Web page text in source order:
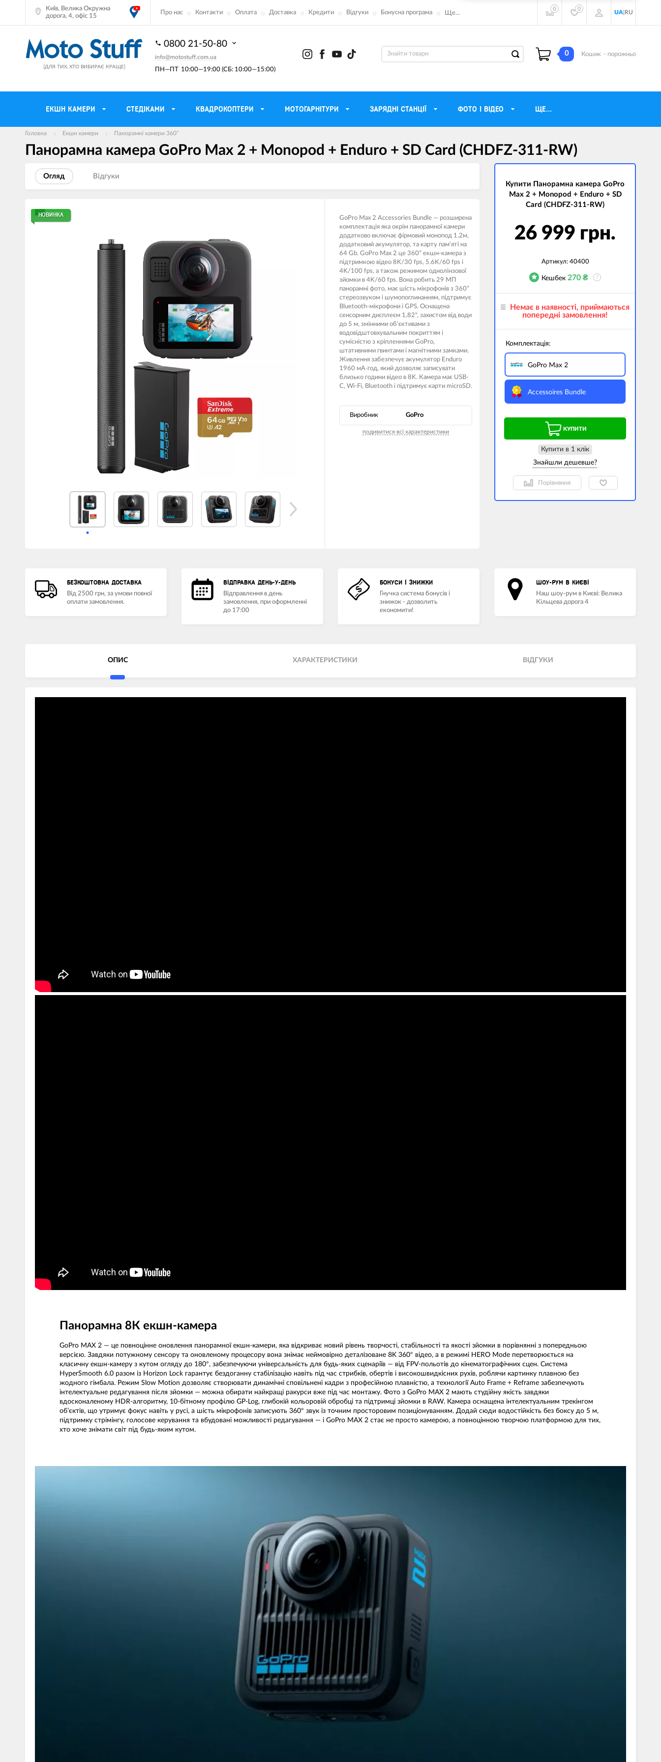
Київ, Велика Окружна
дорога, 4, офіс 15
Про нас Контакти Оплата Доставка Кредити Відгуки Бонусна програма Ще...
0 0
UA| RU
[ДЛЯ ТИХ, ХТО ВИБИРАЄ КРАЩЕ] ПН—ПТ 10:00—19:00 (СБ: 10:00—15:00)
0800 21-50-80
info@motostuff.com.ua 0 Кошик - порожньо
ЕКШН КАМЕРИ CТЕДІКАМИ КВАДРОКОПТЕРИ МОТОГАРНІТУРИ ЗАРЯДНІ СТАНЦІЇ ФОТО І ВІДЕО ЩЕ...
Мотошоломи
Мотокуртки
Мотоботи
Мотодощовики та бахіли
Термобілизна, балаклави,
Мотоекіпування ендуро
Функціональний одяг
Тримачі смартфону
Протиугінні системи мото
Мотодзеркала
Моторучки (гріпси)
Грузики керма
Мото сумки Wolfman для
ендуро
Тубус для інструментів
Захист рук
Моторні масла для мотоцикла
Пропитки повітряного фільтра
Охолоджуюча рідина
Тактичні навушники
Веб-камеры
Носимі гаджети
Рюкзаки та сумки
Електротранспорт
Розумний дім
Побутова техніка
PowerBank (Зовнішні
акумулятори)
Туристичні GPS-навігатори
Радіокеровані моделі
Газові обігрівачі
Інверторні генератори
Трехфазные генераторы
Джерела безперебійного живлення
Авто GPS навігатори
Відеореєстратори
LED лампи головного світла
Диктофони та рекордери
Навушники
Головна Екшн камери Панорамні камери 360°
Панорамна камера GoPro Max 2 + Monopod + Enduro + SD Card (CHDFZ-311-RW)
Огляд Вiдгуки
товарів
НОВИНКА
GoPro Max 2 Accessories Bundle — розширена
комплектація яка окрім панорамної камери
додатково включає фірмовий монопод 1.2м,
додатковий акумулятор, та карту пам'яті на
64 Gb. GoPro Max 2 це 360° екшн-камера з
підтримкою відео 8K/30 fps, 5.6K/60 fps і
4K/100 fps, а також режимом однолінзової
зйомки в 4K/60 fps. Вона робить 29 МП
панорамні фото, має шість мікрофонів з 360°
стереозвуком і шумопоглинанням, підтримує
Bluetooth-мікрофони і GPS. Оснащена
сенсорним дисплеєм 1,82", захистом від води
до 5 м, змінними об'єктивами з
водовідштовхувальним покриттям і
сумісністю з кріпленнями GoPro,
штативними гвинтами і магнітними замками.
Живлення забезпечує акумулятор Enduro
1960 мА·год, який дозволяє записувати
близько години відео в 8K. Камера має USB-
C, Wi-Fi, Bluetooth і підтримує карти microSD.
Виробник GoPro
подивитися всі характеристики
Купити Панорамна камера GoPro
Max 2 + Monopod + Enduro + SD
Card (CHDFZ-311-RW)
26 999 грн.
Артикул: 40400
Кешбек 270 ₴ ?
Немає в наявності, приймаються
попередні замовлення!
Комплектація:
GoPro Max 2
Accessoires Bundle
КУПИТИ
Купити в 1 клiк
Порівняння
БЕЗКОШТОВНА ДОСТАВКА
Від 2500 грн, за умови повної
оплати замовлення.
ВІДПРАВКА ДЕНЬ-У-ДЕНЬ
Відправлення в день
замовлення, при оформленні
до 17:00
БОНУСИ І ЗНИЖКИ
Гнучка система бонусів і
знижок - дозволить
економити!
ШОУ-РУМ В КИЄВІ
Наш шоу-рум в Києві: Велика
Кільцева дорога 4
ОПИС ХАРАКТЕРИСТИКИ ВIДГУКИ
Панорамна 8К екшн-камера
GoPro MAX 2 — це повноцінне оновлення панорамної екшн-камери, яка відкриває новий рівень творчості, стабільності та якості зйомки в порівнянні з попередньою
версією. Завдяки потужному сенсору та оновленому процесору вона знімає неймовірно деталізоване 8K 360° відео, а в режимі HERO Mode перетворюється на
класичну екшн-камеру з кутом огляду до 180°, забезпечуючи універсальність для будь-яких сценаріїв — від FPV-польотів до кінематографічних сцен. Система
HyperSmooth 6.0 разом із Horizon Lock гарантує бездоганну стабілізацію навіть під час стрибків, обертів і високошвидкісних рухів, роблячи картинку плавною без
жодного гімбала. Режим Slow Motion дозволяє створювати динамічні сповільнені кадри з професійною плавністю, а технології Auto Frame + Reframe забезпечують
інтелектуальне редагування після зйомки — можна обирати найкращі ракурси вже під час монтажу. Фото з GoPro MAX 2 мають студійну якість завдяки
вдосконаленому HDR-алгоритму, 10-бітному профілю GP-Log, глибокій кольоровій обробці та підтримці зйомки в RAW. Камера оснащена інтелектуальним трекінгом
об’єктів, що утримує фокус навіть у русі, а шість мікрофонів записують 360° звук із точним просторовим позиціонуванням. Додай сюди водостійкість без боксу до 5 м,
підтримку стрімінгу, голосове керування та вбудовані можливості редагування — і GoPro MAX 2 стає не просто камерою, а повноцінною творчою платформою для тих,
хто хоче знімати світ під будь-яким кутом.